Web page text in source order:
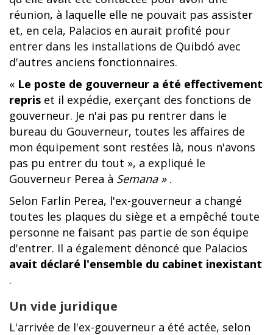
réunion, à laquelle elle ne pouvait pas assister
et, en cela, Palacios en aurait profité pour
entrer dans les installations de Quibdó avec
d'autres anciens fonctionnaires.
« Le poste de gouverneur a été effectivement
repris et il expédie, exerçant des fonctions de
gouverneur. Je n'ai pas pu rentrer dans le
bureau du Gouverneur, toutes les affaires de
mon équipement sont restées là, nous n'avons
pas pu entrer du tout », a expliqué le
Gouverneur Perea à Semana ».
Selon Farlin Perea, l'ex-gouverneur a changé
toutes les plaques du siège et a empêché toute
personne ne faisant pas partie de son équipe
d'entrer. Il a également dénoncé que Palacios
avait déclaré l'ensemble du cabinet inexistant
.
Un vide juridique
L'arrivée de l'ex-gouverneur a été actée, selon